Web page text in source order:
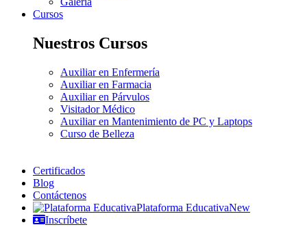
Cursos
Nuestros Cursos
Auxiliar en Enfermería
Auxiliar en Farmacia
Auxiliar en Párvulos
Visitador Médico
Auxiliar en Mantenimiento de PC y Laptops
Curso de Belleza
Certificados
Blog
Contáctenos
Plataforma EducativaNew
Inscríbete